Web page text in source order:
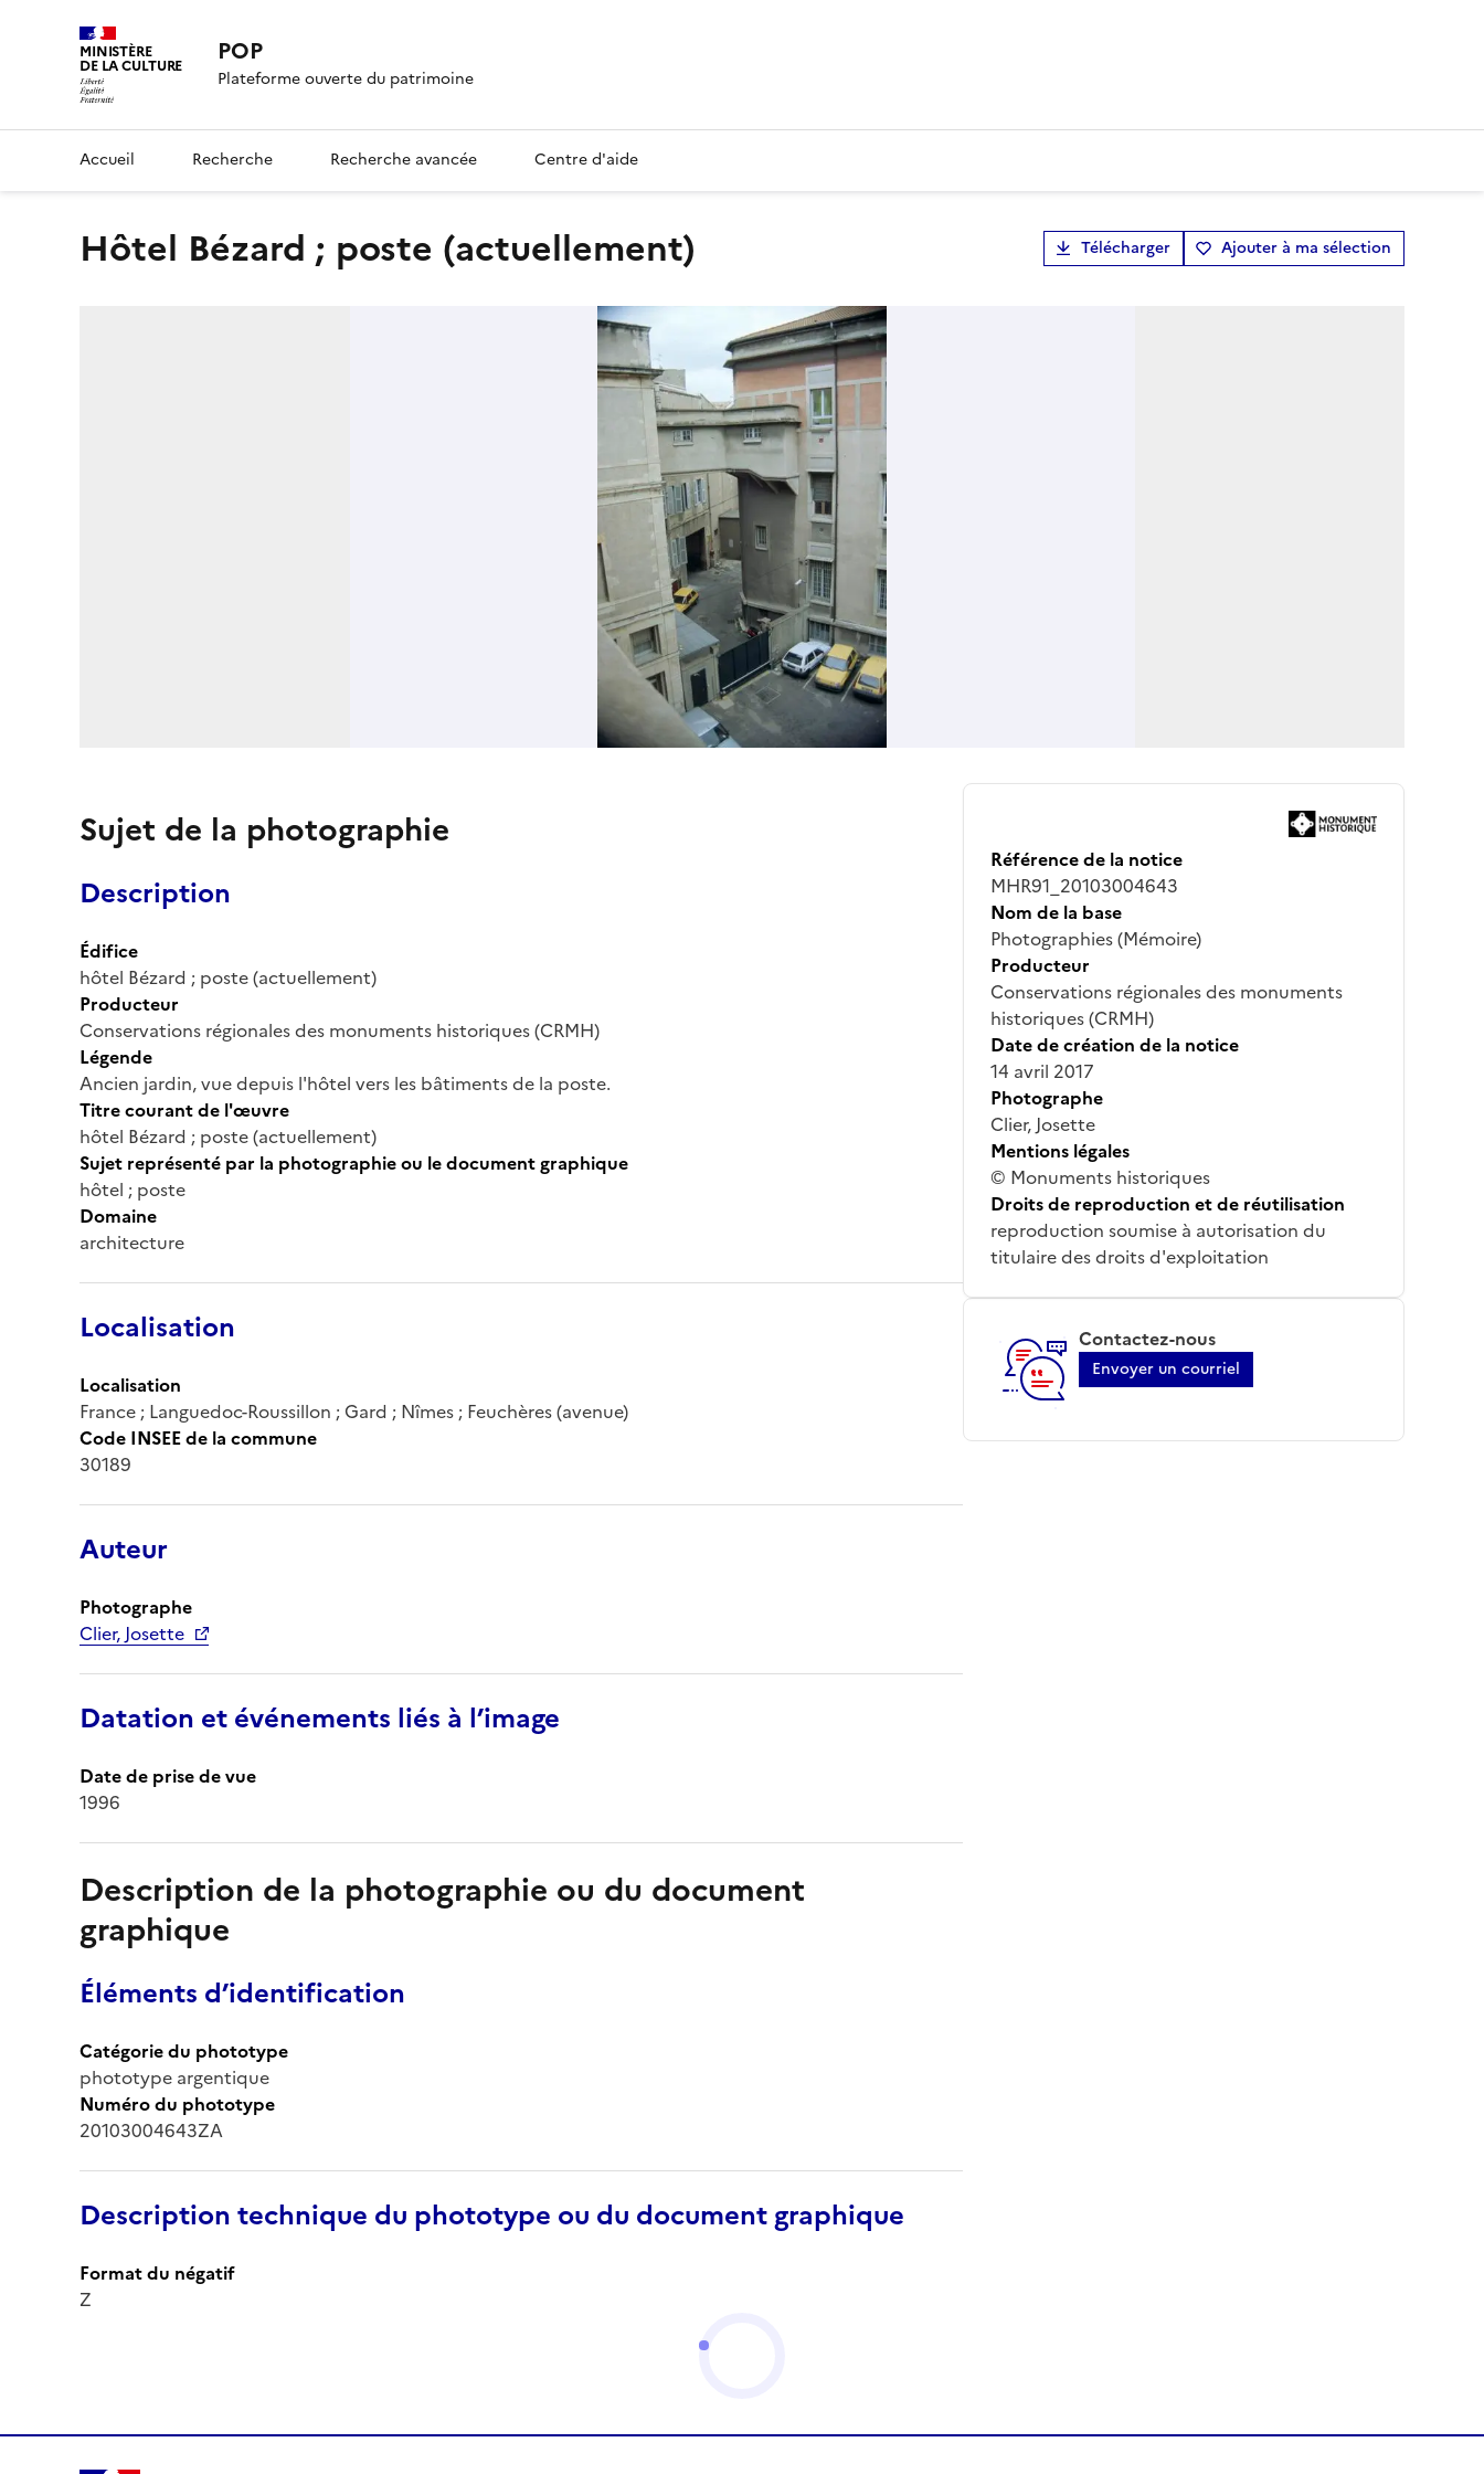
MINISTÈRE
DE LA CULTURE POP
Plateforme ouverte du patrimoine
Accueil Recherche Recherche avancée Centre d'aide
hôtel Bézard ; poste (actuellement) Télécharger Ajouter à ma sélection
Sujet de la photographie
Description
Édifice
hôtel Bézard ; poste (actuellement)
Producteur
Conservations régionales des monuments historiques (CRMH)
Légende
Ancien jardin, vue depuis l'hôtel vers les bâtiments de la poste.
Titre courant de l'œuvre
hôtel Bézard ; poste (actuellement)
Sujet représenté par la photographie ou le document graphique
hôtel ; poste
Domaine
architecture
Localisation
Localisation
France ; Languedoc-Roussillon ; Gard ; Nîmes ; Feuchères (avenue)
Code INSEE de la commune
30189
Auteur
Photographe
Clier, Josette
Datation et événements liés à l’image
Date de prise de vue
1996
Description de la photographie ou du document
graphique
Éléments d’identification
Catégorie du phototype
phototype argentique
Numéro du phototype
20103004643ZA
Description technique du phototype ou du document graphique
Format du négatif
Z
Référence de la notice
MHR91_20103004643
Nom de la base
Photographies (Mémoire)
Producteur
Conservations régionales des monuments
historiques (CRMH)
Date de création de la notice
14 avril 2017
Photographe
Clier, Josette
Mentions légales
© Monuments historiques
Droits de reproduction et de réutilisation
reproduction soumise à autorisation du
titulaire des droits d'exploitation
Contactez-nous
Envoyer un courriel